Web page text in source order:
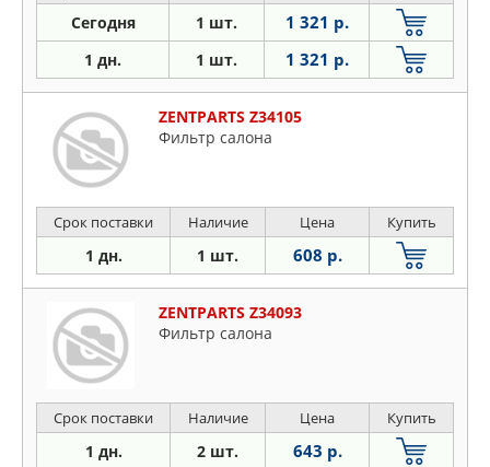
Сегодня 1 шт. 1 321 р.
1 дн. 1 шт. 1 321 р.
ZENTPARTS Z34105
Фильтр салона
Срок поставки Наличие Цена Купить
1 дн. 1 шт. 608 р.
ZENTPARTS Z34093
Фильтр салона
Срок поставки Наличие Цена Купить
1 дн. 2 шт. 643 р.